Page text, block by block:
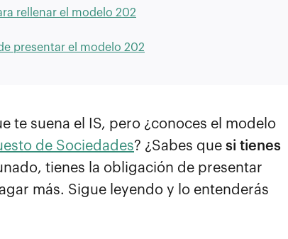
rellenar el modelo 202
presentar el modelo 202
te suena el IS, pero ¿conoces el modelo
de Sociedades? ¿Sabes que si tienes
tienes la obligación de presentar
más. Sigue leyendo y lo entenderás